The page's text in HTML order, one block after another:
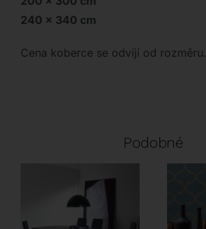
240 x 340 cm
Cena koberce se odvíjí od rozměru.
Podobné